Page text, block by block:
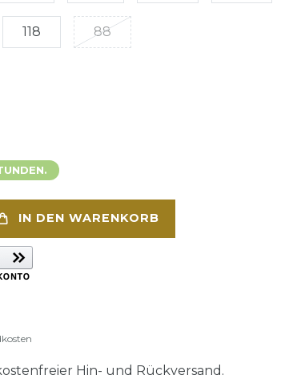
118 88
IN DEN WARENKORB
Hin- und Rückversand.